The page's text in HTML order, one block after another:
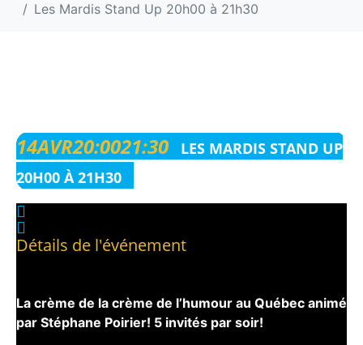
Les Mardis Stand Up 20h00 à 21h30
14AVR20:0021:30
LES MARDIS STAND UP
20H00 À 21H30
Détails de l'événement
La crème de la crème de l’humour au Québec animé
par Stéphane Poirier! 5 invités par soir!